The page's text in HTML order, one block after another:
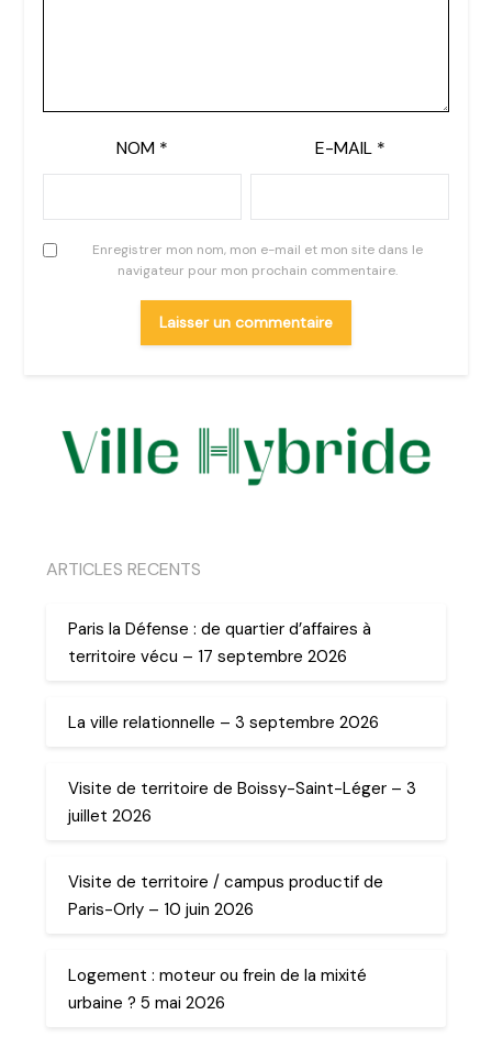
NOM * E-MAIL *
Enregistrer mon nom, mon e-mail et mon site dans le
navigateur pour mon prochain commentaire.
ARTICLES RECENTS
Paris la Défense : de quartier d’affaires à
territoire vécu – 17 septembre 2026
La ville relationnelle – 3 septembre 2026
Visite de territoire de Boissy-Saint-Léger – 3
juillet 2026
Visite de territoire / campus productif de
Paris-Orly – 10 juin 2026
Logement : moteur ou frein de la mixité
urbaine ? 5 mai 2026